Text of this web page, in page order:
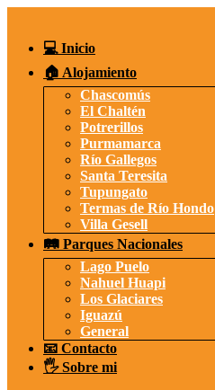
contenido💻 Inicio
🏠 Alojamiento
Chascomús
El Chaltén
Potrerillos
Purmamarca
Río Gallegos
Santa Teresita
Tupungato
Termas de Río Hondo
Villa Gesell
🛤️ Parques Nacionales
Lago Puelo
Nahuel Huapi
Los Glaciares
Iguazú
General
📧 Contacto
🖐️ Sobre mi